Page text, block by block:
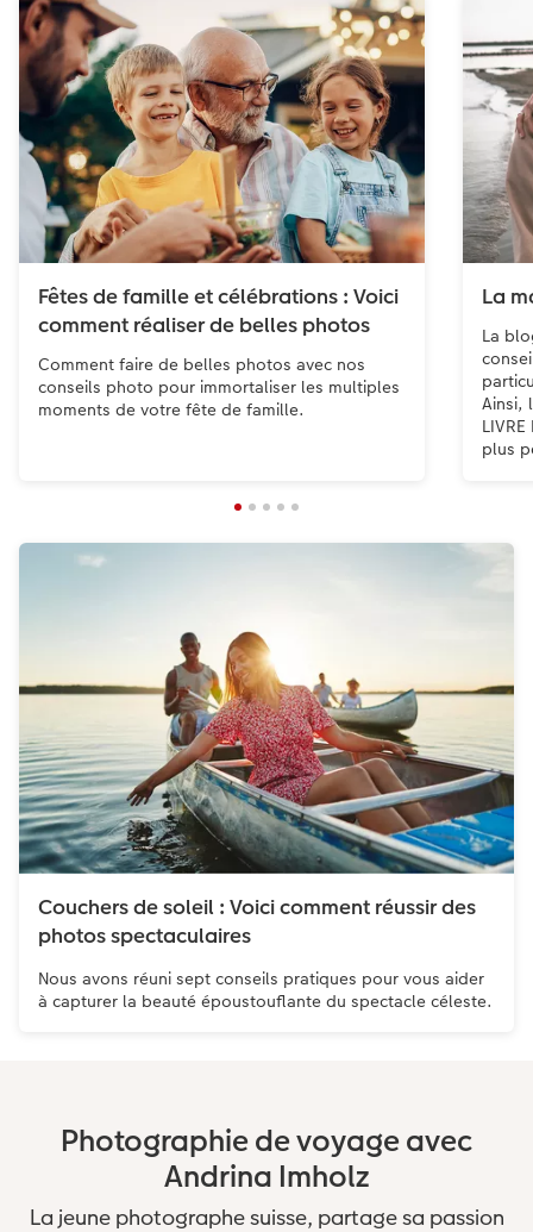
Fêtes de famille et célébrations : Voici
comment réaliser de belles photos
Comment faire de belles photos avec nos
conseils photo pour immortaliser les multiples
moments de votre fête de famille.
La
La
Ainsi,
plus
Couchers de soleil : Voici comment réussir des
photos spectaculaires
Nous avons réuni sept conseils pratiques pour vous aider
à capturer la beauté époustouflante du spectacle céleste.
Photographie de voyage avec
Andrina Imholz
La jeune photographe suisse, partage sa passion